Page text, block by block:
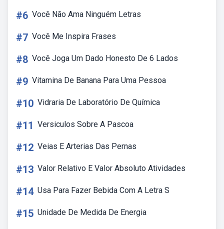
#6 Você Não Ama Ninguém Letras
#7 Você Me Inspira Frases
#8 Você Joga Um Dado Honesto De 6 Lados
#9 Vitamina De Banana Para Uma Pessoa
#10 Vidraria De Laboratório De Química
#11 Versiculos Sobre A Pascoa
#12 Veias E Arterias Das Pernas
#13 Valor Relativo E Valor Absoluto Atividades
#14 Usa Para Fazer Bebida Com A Letra S
#15 Unidade De Medida De Energia